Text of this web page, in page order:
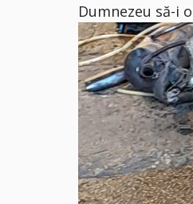
Dumnezeu să-i